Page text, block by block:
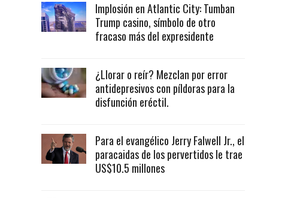
Implosión en Atlantic City: Tumban
Trump casino, símbolo de otro
fracaso más del expresidente
¿Llorar o reír? Mezclan por error
antidepresivos con píldoras para la
disfunción eréctil.
Para el evangélico Jerry Falwell Jr., el
paracaidas de los pervertidos le trae
US$10.5 millones